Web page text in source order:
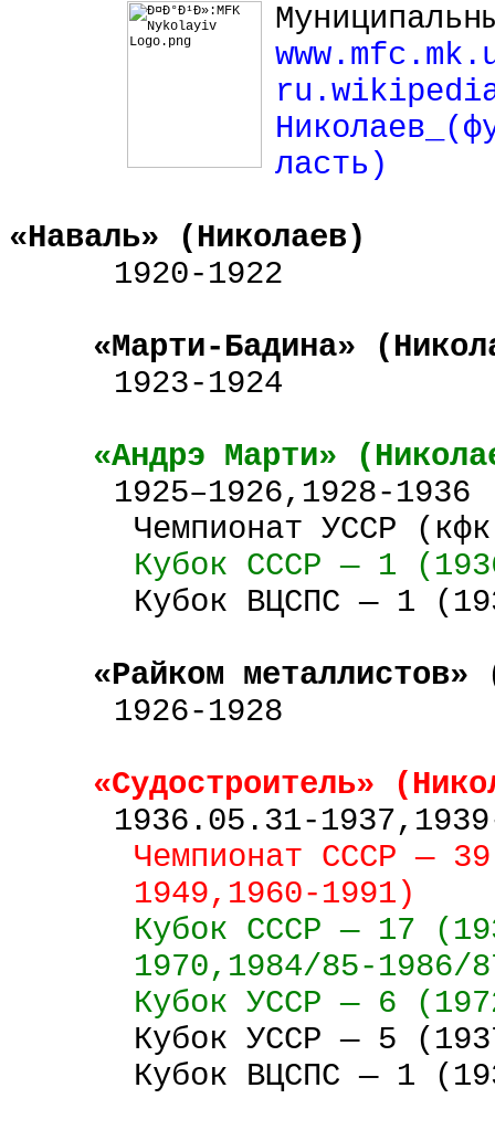
www. mfc . mk .
ласть)
«Наваль» (Николаев)
1920-1922
«Марти-Бадина» (
1923-1924
«Андрэ Марти» (
1925–1926,1928-1936
Чемпионат УССР ( кфк
Кубок СССР— 1 (
Кубок ВЦСПС — 1
«Райком металлистов»
1926-1928
«Судостроитель» (
1936.05.31-
Чемпионат СССР —
1949,1960-1991)
Кубок СССР— 17 (
1970,1984/85-1986/
КубокУССР— 6 (
КубокУССР — 5
Кубок ВЦСПС — 1